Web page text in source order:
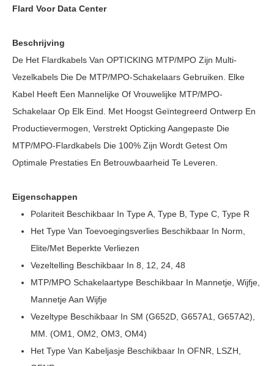
Flard Voor Data Center
Beschrijving
De Het Flardkabels Van OPTICKING MTP/MPO Zijn Multi-
Vezelkabels Die De MTP/MPO-Schakelaars Gebruiken. Elke
Kabel Heeft Een Mannelijke Of Vrouwelijke MTP/MPO-
Schakelaar Op Elk Eind. Met Hoogst Geïntegreerd Ontwerp En
Productievermogen, Verstrekt Opticking Aangepaste Die
MTP/MPO-Flardkabels Die 100% Zijn Wordt Getest Om
Optimale Prestaties En Betrouwbaarheid Te Leveren.
Eigenschappen
Polariteit Beschikbaar In Type A, Type B, Type C, Type R
Het Type Van Toevoegingsverlies Beschikbaar In Norm,
Elite/Met Beperkte Verliezen
Vezeltelling Beschikbaar In 8, 12, 24, 48
MTP/MPO Schakelaartype Beschikbaar In Mannetje, Wijfje,
Mannetje Aan Wijfje
Vezeltype Beschikbaar In SM (G652D, G657A1, G657A2),
MM. (OM1, OM2, OM3, OM4)
Het Type Van Kabeljasje Beschikbaar In OFNR, LSZH,